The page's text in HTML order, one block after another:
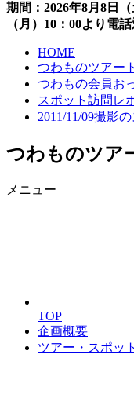
期間：2026年8月8日
（月）10：00より電
HOME
つわものツアー
つわもの会員お
スポット訪問レ
2011/11/09撮影
つわものツア
メニュー
TOP
企画概要
ツアー・スポッ